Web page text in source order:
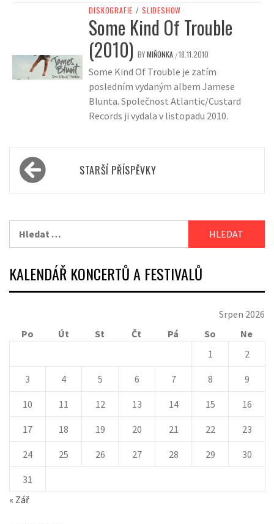
DISKOGRAFIE / SLIDESHOW
Some Kind Of Trouble
(2010) BYMIŇONKA /18.11.2010
Some Kind Of Trouble je zatím
posledním vydaným albem Jamese
Blunta. Společnost Atlantic/Custard
Records ji vydala v listopadu 2010.
Navigace
pro STARŠÍ PŘÍSPĚVKY
KALENDÁŘ KONCERTŮ A FESTIVALŮ
Srpen 2026
Po
Út St Čt Pá So
Ne
1
2
3 4 5 6 7 8 9
10 11 12 13 14 15 16
17 18 19 20 21 22 23
24 25 26 27 28 29 30
31
« Zář